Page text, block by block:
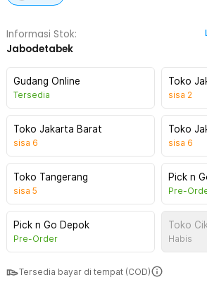
Informasi Stok:
Jabodetabek
Gudang Online
Tersedia
Toko
sisa 2
Toko Jakarta Barat
sisa 6
Toko
sisa 6
Toko Tangerang
sisa 5
Pick n
Pre-
Pick n Go Depok
Pre-Order
Toko
Habis
Tersedia bayar di tempat (COD)